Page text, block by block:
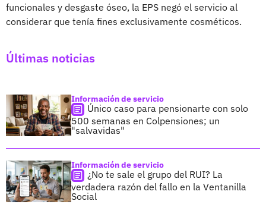
funcionales y desgaste óseo, la EPS negó el servicio al
considerar que tenía fines exclusivamente cosméticos.
Últimas noticias
Información de servicio
Único caso para pensionarte con solo
500 semanas en Colpensiones; un
"salvavidas"
Información de servicio
¿No te sale el grupo del RUI? La
verdadera razón del fallo en la Ventanilla
Social